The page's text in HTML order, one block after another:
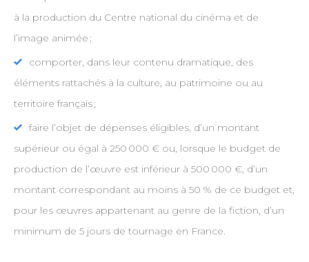
à la production du Centre national du cinéma et de
l’image animée ;
comporter, dans leur contenu dramatique, des
éléments rattachés à la culture, au patrimoine ou au
territoire français ;
faire l’objet de dépenses éligibles, d’un montant
supérieur ou égal à 250 000 € ou, lorsque le budget de
production de l’œuvre est inférieur à 500 000 €, d’un
montant correspondant au moins à 50 % de ce budget et,
pour les œuvres appartenant au genre de la fiction, d’un
minimum de 5 jours de tournage en France.